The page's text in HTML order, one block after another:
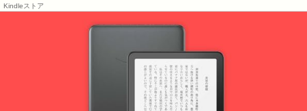
Kindleストア